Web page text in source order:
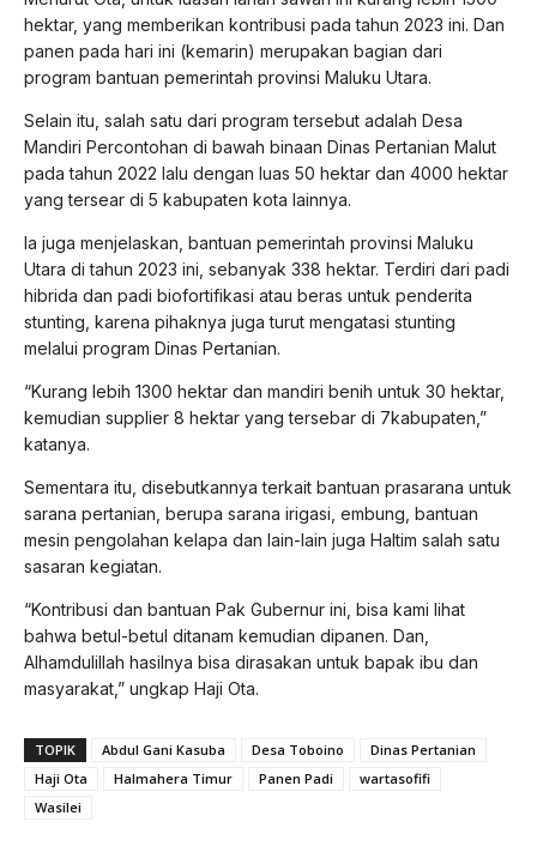
hektar, yang memberikan kontribusi pada tahun 2023 ini. Dan
panen pada hari ini (kemarin) merupakan bagian dari
program bantuan pemerintah provinsi Maluku Utara.
Selain itu, salah satu dari program tersebut adalah Desa
Mandiri Percontohan di bawah binaan Dinas Pertanian Malut
pada tahun 2022 lalu dengan luas 50 hektar dan 4000 hektar
yang tersear di 5 kabupaten kota lainnya.
Ia juga menjelaskan, bantuan pemerintah provinsi Maluku
Utara di tahun 2023 ini, sebanyak 338 hektar. Terdiri dari padi
hibrida dan padi biofortifikasi atau beras untuk penderita
stunting, karena pihaknya juga turut mengatasi stunting
melalui program Dinas Pertanian.
“Kurang lebih 1300 hektar dan mandiri benih untuk 30 hektar,
kemudian supplier 8 hektar yang tersebar di 7kabupaten,”
katanya.
Sementara itu, disebutkannya terkait bantuan prasarana untuk
sarana pertanian, berupa sarana irigasi, embung, bantuan
mesin pengolahan kelapa dan lain-lain juga Haltim salah satu
sasaran kegiatan.
“Kontribusi dan bantuan Pak Gubernur ini, bisa kami lihat
bahwa betul-betul ditanam kemudian dipanen. Dan,
Alhamdulillah hasilnya bisa dirasakan untuk bapak ibu dan
masyarakat,” ungkap Haji Ota.
TOPIK Abdul Gani Kasuba Desa Toboino
Dinas Pertanian
Haji Ota
Halmahera Timur Panen Padi
wartasofifi
Wasilei